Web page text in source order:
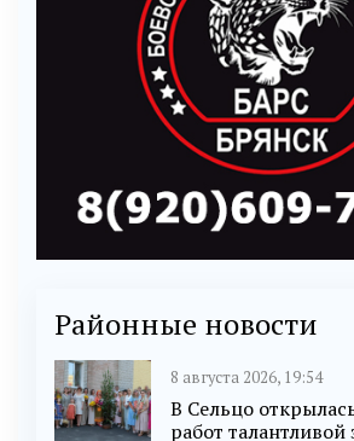
Районные новости
8 августа 2026, 19:54
В Сельцо
работ